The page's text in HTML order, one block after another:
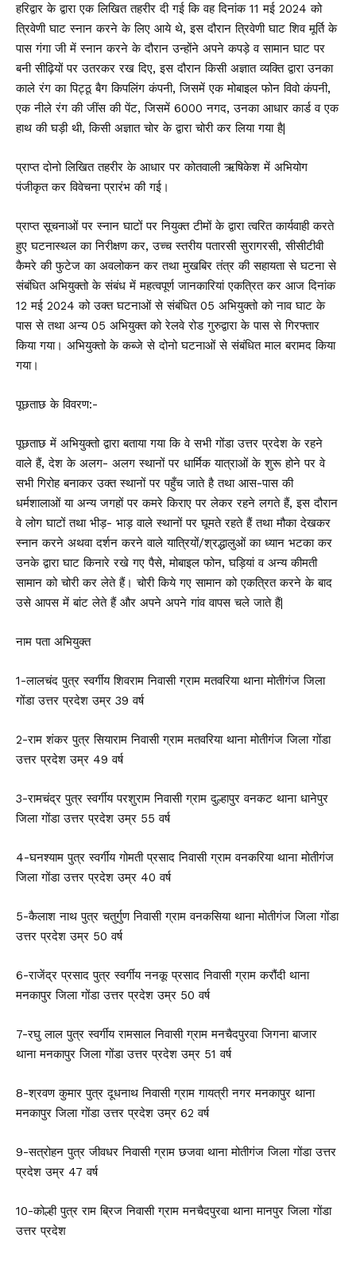
हरिद्वार के द्वारा एक लिखित तहरीर दी गई कि वह दिनांक 11 मई 2024 को
त्रिवेणी घाट स्नान करने के लिए आये थे, इस दौरान त्रिवेणी घाट शिव मूर्ति के
पास गंगा जी में स्नान करने के दौरान उन्होंने अपने कपड़े व सामान घाट पर
बनी सीढ़ियों पर उतरकर रख दिए, इस दौरान किसी अज्ञात व्यक्ति द्वारा उनका
काले रंग का पिट्ठू बैग किपलिंग कंपनी, जिसमें एक मोबाइल फोन विवो कंपनी,
एक नीले रंग की जींस की पेंट, जिसमें ₹6000 नगद, उनका आधार कार्ड व एक
हाथ की घड़ी थी, किसी अज्ञात चोर के द्वारा चोरी कर लिया गया है|
प्राप्त दोनो लिखित तहरीर के आधार पर कोतवाली ऋषिकेश में अभियोग
पंजीकृत कर विवेचना प्रारंभ की गई।
प्राप्त सूचनाओं पर स्नान घाटों पर नियुक्त टीमों के द्वारा त्वरित कार्यवाही करते
हुए घटनास्थल का निरीक्षण कर, उच्च स्तरीय पतारसी सुरागरसी, सीसीटीवी
कैमरे की फुटेज का अवलोकन कर तथा मुखबिर तंत्र की सहायता से घटना से
संबंधित अभियुक्तो के संबंध में महत्वपूर्ण जानकारियां एकत्रित कर आज दिनांक
12 मई 2024 को उक्त घटनाओं से संबंधित 05 अभियुक्तो को नाव घाट के
पास से तथा अन्य 05 अभियुक्त को रेलवे रोड गुरुद्वारा के पास से गिरफ्तार
किया गया। अभियुक्तो के कब्जे से दोनो घटनाओं से संबंधित माल बरामद किया
गया।
पूछताछ के विवरण:-
पूछताछ में अभियुक्तो द्वारा बताया गया कि वे सभी गोंडा उत्तर प्रदेश के रहने
वाले हैं, देश के अलग- अलग स्थानों पर धार्मिक यात्राओं के शुरू होने पर वे
सभी गिरोह बनाकर उक्त स्थानों पर पहुँच जाते है तथा आस-पास की
धर्मशालाओं या अन्य जगहों पर कमरे किराए पर लेकर रहने लगते हैं, इस दौरान
वे लोग घाटों तथा भीड़- भाड़ वाले स्थानों पर घूमते रहते हैं तथा मौका देखकर
स्नान करने अथवा दर्शन करने वाले यात्रियों/श्रद्धालुओं का ध्यान भटका कर
उनके द्वारा घाट किनारे रखे गए पैसे, मोबाइल फोन, घड़ियां व अन्य कीमती
सामान को चोरी कर लेते हैं। चोरी किये गए सामान को एकत्रित करने के बाद
उसे आपस में बांट लेते हैं और अपने अपने गांव वापस चले जाते हैं|
नाम पता अभियुक्त
1-लालचंद पुत्र स्वर्गीय शिवराम निवासी ग्राम मतवरिया थाना मोतीगंज जिला
गोंडा उत्तर प्रदेश उम्र 39 वर्ष
2-राम शंकर पुत्र सियाराम निवासी ग्राम मतवरिया थाना मोतीगंज जिला गोंडा
उत्तर प्रदेश उम्र 49 वर्ष
3-रामचंद्र पुत्र स्वर्गीय परशुराम निवासी ग्राम दुल्हापुर वनकट थाना धानेपुर
जिला गोंडा उत्तर प्रदेश उम्र 55 वर्ष
4-घनश्याम पुत्र स्वर्गीय गोमती प्रसाद निवासी ग्राम वनकरिया थाना मोतीगंज
जिला गोंडा उत्तर प्रदेश उम्र 40 वर्ष
5-कैलाश नाथ पुत्र चतुर्गुण निवासी ग्राम वनकसिया थाना मोतीगंज जिला गोंडा
उत्तर प्रदेश उम्र 50 वर्ष
6-राजेंद्र प्रसाद पुत्र स्वर्गीय ननकू प्रसाद निवासी ग्राम करौंदी थाना
मनकापुर जिला गोंडा उत्तर प्रदेश उम्र 50 वर्ष
7-रघु लाल पुत्र स्वर्गीय रामसाल निवासी ग्राम मनचैदपुरवा जिगना बाजार
थाना मनकापुर जिला गोंडा उत्तर प्रदेश उम्र 51 वर्ष
8-श्रवण कुमार पुत्र दूधनाथ निवासी ग्राम गायत्री नगर मनकापुर थाना
मनकापुर जिला गोंडा उत्तर प्रदेश उम्र 62 वर्ष
9-सत्रोहन पुत्र जीवधर निवासी ग्राम छजवा थाना मोतीगंज जिला गोंडा उत्तर
प्रदेश उम्र 47 वर्ष
10-कोल्ही पुत्र राम ब्रिज निवासी ग्राम मनचैदपुरवा थाना मानपुर जिला गोंडा
उत्तर प्रदेश